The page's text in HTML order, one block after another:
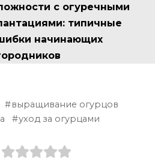
с огуречными
типичные
начинающих
выращивание огурцов
уход за огурцами